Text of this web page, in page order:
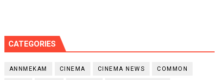
CATEGORIES
ANNMEKAM CINEMA CINEMA NEWS COMMON